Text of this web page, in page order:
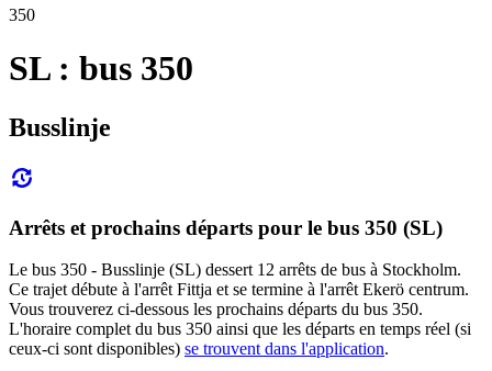
350
SL : bus 350
Busslinje
Arrêts et prochains départs pour le bus 350 (SL)
Le bus 350 - Busslinje (SL) dessert 12 arrêts de bus à Stockholm.
Ce trajet débute à l'arrêt Fittja et se termine à l'arrêt Ekerö centrum.
Vous trouverez ci-dessous les prochains départs du bus 350.
L'horaire complet du bus 350 ainsi que les départs en temps réel (si
ceux-ci sont disponibles) se trouvent dans l'application.